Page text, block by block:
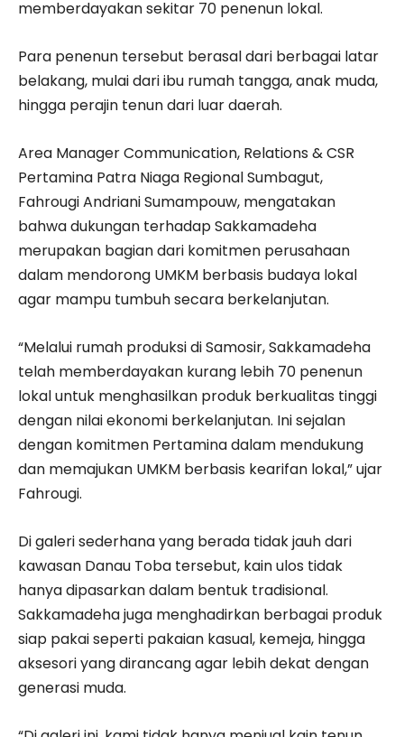
memberdayakan sekitar 70 penenun lokal.
Para penenun tersebut berasal dari berbagai latar
belakang, mulai dari ibu rumah tangga, anak muda,
hingga perajin tenun dari luar daerah.
Area Manager Communication, Relations & CSR
Pertamina Patra Niaga Regional Sumbagut,
Fahrougi Andriani Sumampouw, mengatakan
bahwa dukungan terhadap Sakkamadeha
merupakan bagian dari komitmen perusahaan
dalam mendorong UMKM berbasis budaya lokal
agar mampu tumbuh secara berkelanjutan.
“Melalui rumah produksi di Samosir, Sakkamadeha
telah memberdayakan kurang lebih 70 penenun
lokal untuk menghasilkan produk berkualitas tinggi
dengan nilai ekonomi berkelanjutan. Ini sejalan
dengan komitmen Pertamina dalam mendukung
dan memajukan UMKM berbasis kearifan lokal,” ujar
Fahrougi.
Di galeri sederhana yang berada tidak jauh dari
kawasan Danau Toba tersebut, kain ulos tidak
hanya dipasarkan dalam bentuk tradisional.
Sakkamadeha juga menghadirkan berbagai produk
siap pakai seperti pakaian kasual, kemeja, hingga
aksesori yang dirancang agar lebih dekat dengan
generasi muda.